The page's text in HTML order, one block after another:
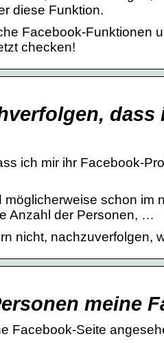
diese Funktion.
Facebook-Funktionen
checken!
ich mir ihr Facebook-
schon im
Anzahl der Personen, …
nicht, nachzuverfolgen,
meine
Facebook-Seite